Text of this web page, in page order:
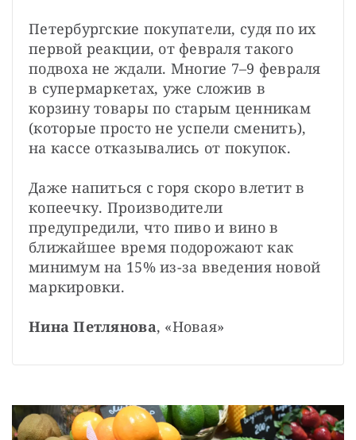
Петербургские покупатели, судя по их
первой реакции, от февраля такого
подвоха не ждали. Многие 7–9 февраля
в супермаркетах, уже сложив в
корзину товары по старым ценникам
(которые просто не успели сменить),
на кассе отказывались от покупок.
Даже напиться с горя скоро влетит в
копеечку. Производители
предупредили, что пиво и вино в
ближайшее время подорожают как
минимум на 15% из-за введения новой
маркировки.
Нина Петлянова, «Новая»